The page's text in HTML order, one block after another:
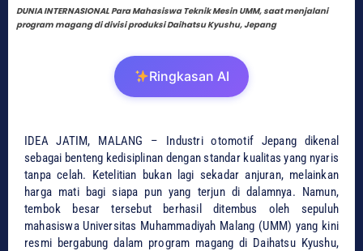
DUNIA INTERNASIONAL Para Mahasiswa Teknik Mesin UMM, saat menjalani
program magang di divisi produksi Daihatsu Kyushu, Jepang
Ringkasan AI
IDEA JATIM, ​MALANG – Industri otomotif Jepang dikenal
sebagai benteng kedisiplinan dengan standar kualitas yang nyaris
tanpa celah. Ketelitian bukan lagi sekadar anjuran, melainkan
harga mati bagi siapa pun yang terjun di dalamnya. Namun,
tembok besar tersebut berhasil ditembus oleh sepuluh
mahasiswa Universitas Muhammadiyah Malang (UMM) yang kini
resmi bergabung dalam program magang di Daihatsu Kyushu,